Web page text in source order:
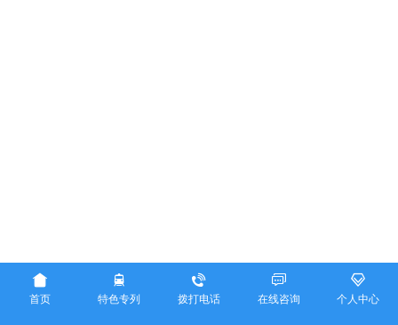

首页

特色专列

拨打电话

在线咨询

个人中心